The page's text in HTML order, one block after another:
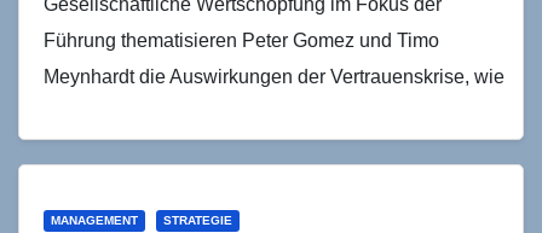
Führung thematisieren Peter Gomez und Timo
Meynhardt die Auswirkungen der Vertrauenskrise, wie
MANAGEMENT STRATEGIE